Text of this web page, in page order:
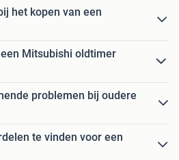
het kopen van een
Mitsubishi oldtimer
problemen bij oudere
te vinden voor een